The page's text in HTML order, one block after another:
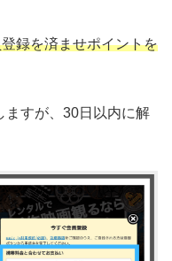
録を済ませポイントを
ますが、30日以内に解